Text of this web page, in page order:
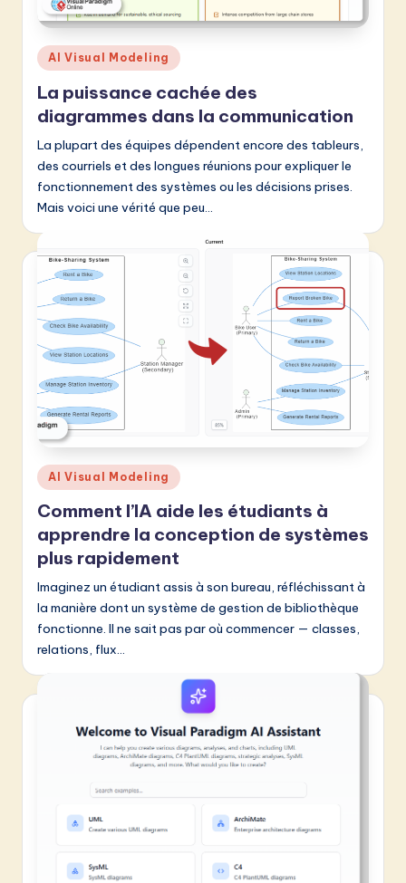
Posted
in
AI Visual Modeling
La puissance cachée des
diagrammes dans la communication
La plupart des équipes dépendent encore des tableurs,
des courriels et des longues réunions pour expliquer le
fonctionnement des systèmes ou les décisions prises.
Mais voici une vérité que peu…
Posted
in
AI Visual Modeling
Comment l’IA aide les étudiants à
apprendre la conception de systèmes
plus rapidement
Imaginez un étudiant assis à son bureau, réfléchissant à
la manière dont un système de gestion de bibliothèque
fonctionne. Il ne sait pas par où commencer — classes,
relations, flux…